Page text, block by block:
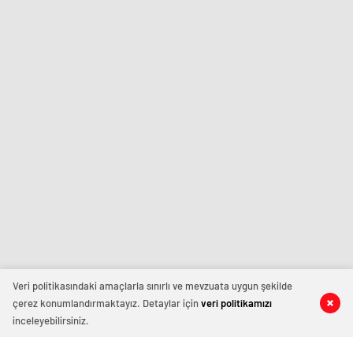
Veri politikasındaki amaçlarla sınırlı ve mevzuata uygun şekilde
çerez konumlandırmaktayız. Detaylar içinveri politikamızı
inceleyebilirsiniz.